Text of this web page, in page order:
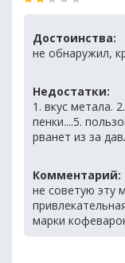
Достоинства:
не обнаружил,
Недостатки:
1. вкус метала.
пенки....5.
рванет из за
Комментарий:
не советую эту
марки